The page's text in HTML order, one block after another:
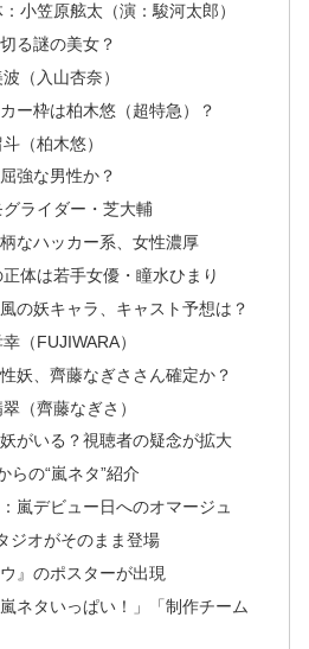
小笠原舷太（演：駿河太郎）
る謎の美女？
（入山杏奈）
ー枠は柏木悠（超特急）？
（柏木悠）
強な男性か？
ライダー・芝大輔
なハッカー系、女性濃厚
体は若手女優・瞳水ひまり
の妖キャラ、キャスト予想は？
（FUJIWARA）
妖、齊藤なぎささん確定か？
（齊藤なぎさ）
がいる？視聴者の疑念が拡大
らの“嵐ネタ”紹介
嵐デビュー日へのオマージュ
ジオがそのまま登場
』のポスターが出現
ネタいっぱい！」「制作チーム